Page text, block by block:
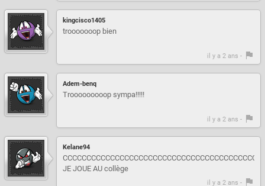
kingcisco1405
trooooooop bien
il y a 2 ans -
Adem-benq
Trooooooooop sympa!!!!!
il y a 2 ans -
Kelane94
JE JOUE AU collège
il y a 2 ans -